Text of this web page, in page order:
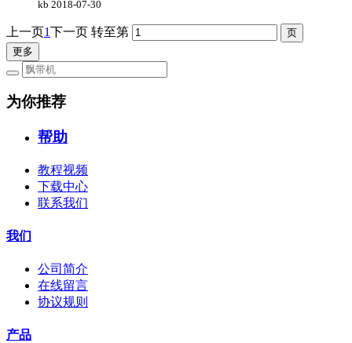
kb 2018-07-30
上一页1下一页 转至第
更多
为你推荐
帮助
教程视频
下载中心
联系我们
我们
公司简介
在线留言
协议规则
产品